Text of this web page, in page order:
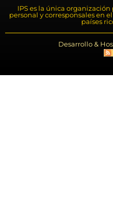
IPS es la única
personal y corresponsales en
países
Desarrollo &